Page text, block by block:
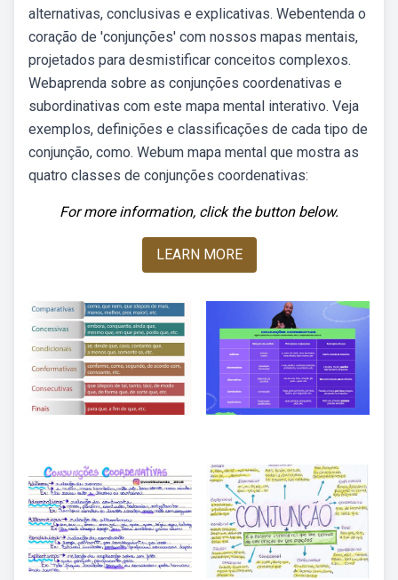
alternativas, conclusivas e explicativas. Webentenda o
coração de 'conjunções' com nossos mapas mentais,
projetados para desmistificar conceitos complexos.
Webaprenda sobre as conjunções coordenativas e
subordinativas com este mapa mental interativo. Veja
exemplos, definições e classificações de cada tipo de
conjunção, como. Webum mapa mental que mostra as
quatro classes de conjunções coordenativas:
For more information, click the button below.
LEARN MORE